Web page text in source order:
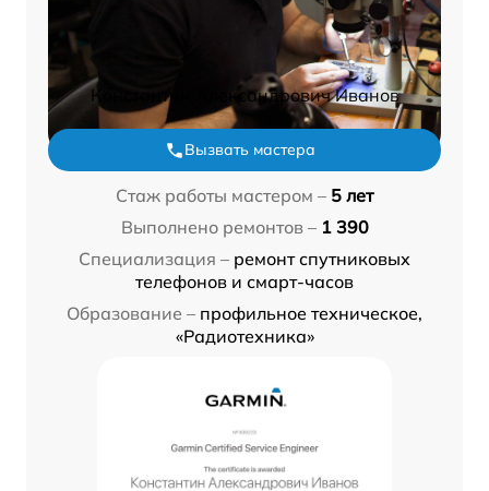
Константин Александрович Иванов
Вызвать мастера
Стаж работы мастером – 5 лет
Выполнено ремонтов – 1 390
Специализация – ремонт спутниковых
телефонов и смарт-часов
Образование – профильное техническое,
«Радиотехника»